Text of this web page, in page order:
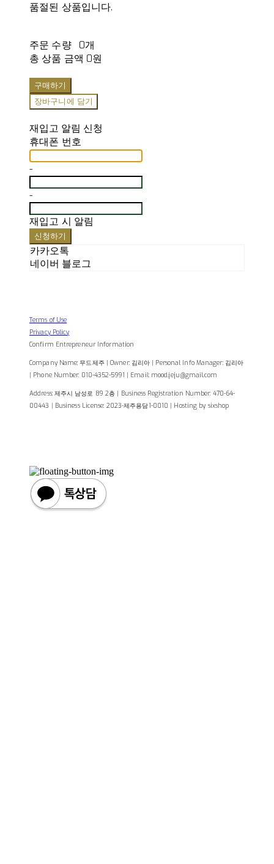
품절된 상품입니다.
주문 수량
0개
총 상품 금액 0원
구매하기
장바구니에 담기
재입고 알림 신청
휴대폰 번호
-
-
재입고 시 알림
신청하기
카카오톡
네이버 블로그
Terms of Use
Privacy Policy
Confirm Entrepreneur Information
Company Name: 무드제주 | Owner: 김리아 | Personal Info Manager: 김리아
| Phone Number: 010-4352-5991 | Email: mood.jeju@gmail.com
Address: 제주시 남성로 89 2층 | Business Registration Number: 470-64-
00443 | Business License: 2023-제주용담1-0010 | Hosting by sixshop